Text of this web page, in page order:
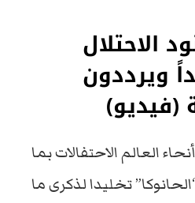
الاحتلال
ويرددون
(فيديو)
العالم الاحتفالات بما
تخليدا لذكرى ما